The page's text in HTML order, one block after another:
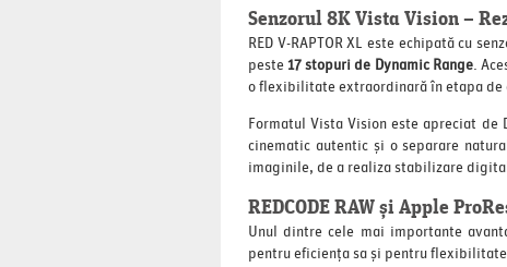
Senzorul 8K Vista Vision –
RED V-RAPTOR XL este echipată cu
peste17 stopuri de Dynamic Range.
o flexibilitate extraordinară în etapa de
Formatul Vista Vision este apreciat
cinematic autentic și o separare
imaginile, de a realiza stabilizare
REDCODE RAW și Apple
Unul dintre cele mai importante
pentru eficiența sa și pentru